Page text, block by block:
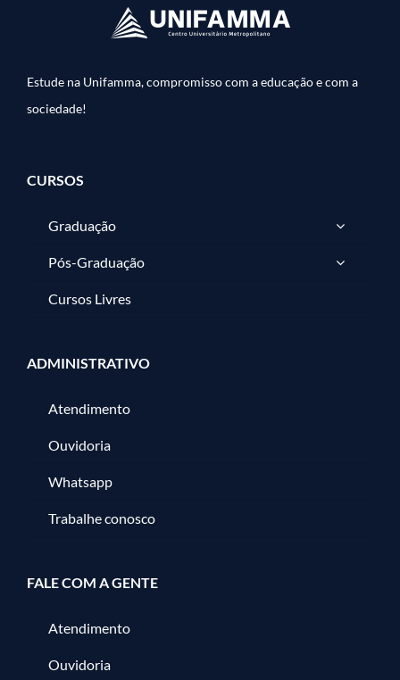
Estude na Unifamma, compromisso com a educação e com a
sociedade!
CURSOS
Graduação
Pós-Graduação
Cursos Livres
ADMINISTRATIVO
Atendimento
Ouvidoria
Whatsapp
Trabalhe conosco
FALE COM A GENTE
Atendimento
Ouvidoria